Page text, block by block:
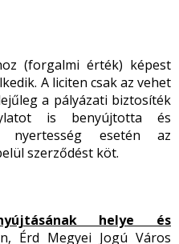
(forgalmi érték) képest
A liciten csak az vehet
a pályázati biztosíték
is benyújtotta és
esetén az
szerződést köt.
helye és
Érd Megyei Jogú Város